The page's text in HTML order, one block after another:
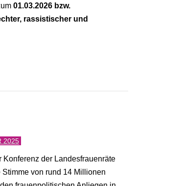
01.03.2026 bzw.
rassistischer und
2025
der Landesfrauenräte
von rund 14 Millionen